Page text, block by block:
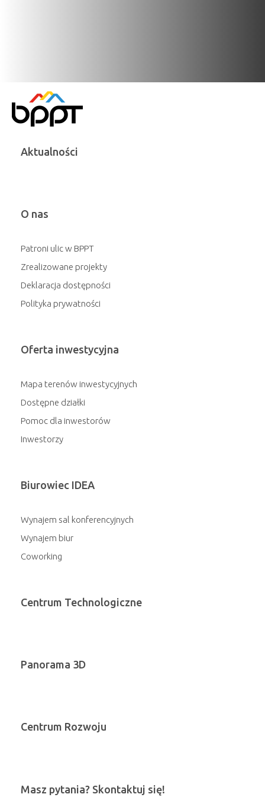
Aktualności
O nas
Patroni ulic w BPPT
Zrealizowane projekty
Deklaracja dostępności
Polityka prywatności
Oferta inwestycyjna
Mapa terenów inwestycyjnych
Dostępne działki
Pomoc dla inwestorów
Inwestorzy
Biurowiec IDEA
Wynajem sal konferencyjnych
Wynajem biur
Coworking
Centrum Technologiczne
Panorama 3D
Centrum Rozwoju
Masz pytania? Skontaktuj się!